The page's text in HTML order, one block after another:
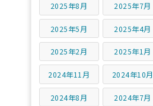
2025年8月 2025年7月
2025年5月 2025年4月
2025年2月 2025年1月
2024年11月 2024年10月
2024年8月 2024年7月